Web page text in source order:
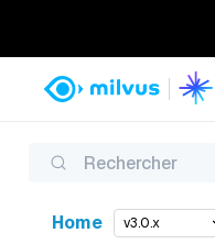
Rechercher
Home v3.0.x